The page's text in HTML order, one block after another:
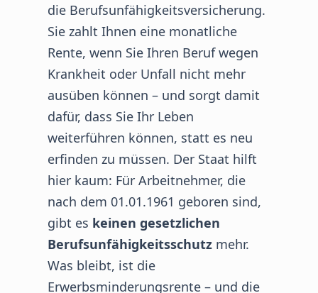
die Berufsunfähigkeitsversicherung.
Sie zahlt Ihnen eine monatliche
Rente, wenn Sie Ihren Beruf wegen
Krankheit oder Unfall nicht mehr
ausüben können – und sorgt damit
dafür, dass Sie Ihr Leben
weiterführen können, statt es neu
erfinden zu müssen. Der Staat hilft
hier kaum: Für Arbeitnehmer, die
nach dem 01.01.1961 geboren sind,
gibt es keinen gesetzlichen
Berufsunfähigkeitsschutz mehr.
Was bleibt, ist die
Erwerbsminderungsrente – und die